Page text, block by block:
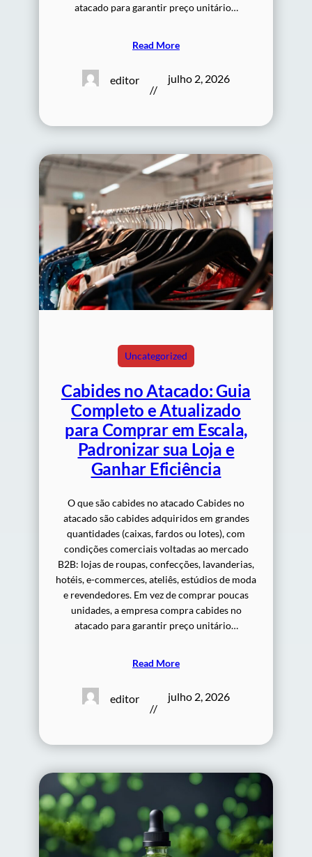
atacado para garantir preço unitário…
Read More
editor
//
julho 2, 2026
Uncategorized
Cabides no Atacado: Guia
Completo e Atualizado
para Comprar em Escala,
Padronizar sua Loja e
Ganhar Eficiência
O que são cabides no atacado Cabides no
atacado são cabides adquiridos em grandes
quantidades (caixas, fardos ou lotes), com
condições comerciais voltadas ao mercado
B2B: lojas de roupas, confecções, lavanderias,
hotéis, e-commerces, ateliês, estúdios de moda
e revendedores. Em vez de comprar poucas
unidades, a empresa compra cabides no
atacado para garantir preço unitário…
Read More
editor
//
julho 2, 2026